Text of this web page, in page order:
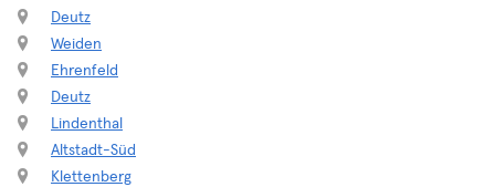
Deutz
Weiden
Ehrenfeld
Deutz
Lindenthal
Altstadt-Süd
Klettenberg